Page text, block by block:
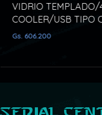
VIDRIO TEMPLADO/4
COOLER/USB TIPO C
Gs. 606.200
Serial